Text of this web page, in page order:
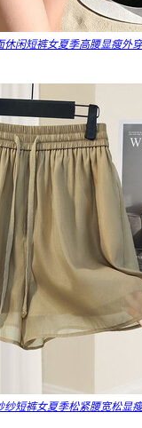
休闲短裤女夏季高腰显瘦外
纱短裤女夏季松紧腰宽松显